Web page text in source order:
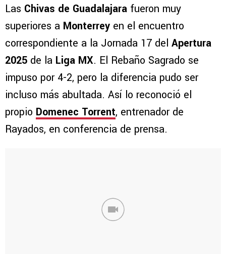
Las Chivas de Guadalajara fueron muy
superiores a Monterrey en el encuentro
correspondiente a la Jornada 17 del Apertura
2025 de la Liga MX. El Rebaño Sagrado se
impuso por 4-2, pero la diferencia pudo ser
incluso más abultada. Así lo reconoció el
propio Domenec Torrent, entrenador de
Rayados, en conferencia de prensa.